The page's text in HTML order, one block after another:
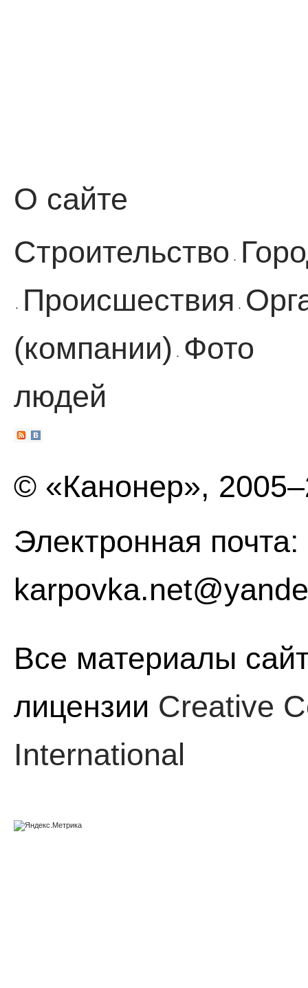
О сайте
Строительство ·
· Происшествия ·
(компании)
·
Фото
людей
© «Канонер»,
Электронная почта:
Все материалы
лицензии Creative
International